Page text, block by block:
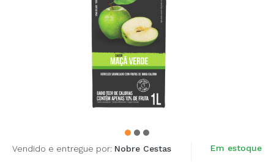
Vendido e entregue por: Nobre Cestas Em estoque